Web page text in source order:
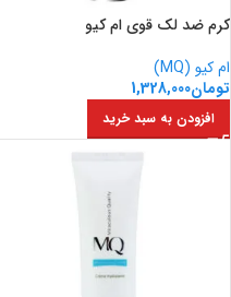
کرم ضد لک قوی ام کیو
ام کیو (MQ)
تومان1,328,000
افزودن به سبد خرید